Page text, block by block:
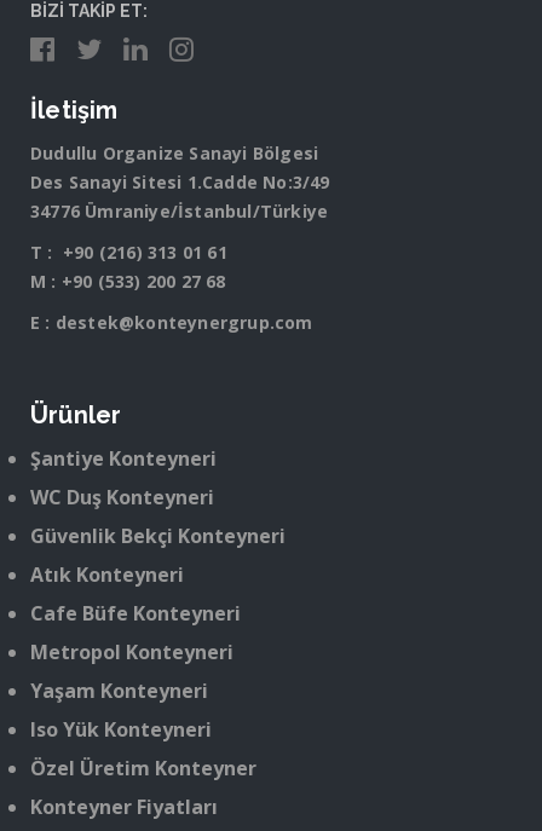
BİZİ TAKİP ET:
İletişim
Dudullu Organize Sanayi Bölgesi
Des Sanayi Sitesi 1.Cadde No:3/49
34776 Ümraniye/İstanbul/Türkiye
T : +90 (216) 313 01 61
M : +90 (533) 200 27 68
E : destek@konteynergrup.com
Ürünler
Şantiye Konteyneri
WC Duş Konteyneri
Güvenlik Bekçi Konteyneri
Atık Konteyneri
Cafe Büfe Konteyneri
Metropol Konteyneri
Yaşam Konteyneri
Iso Yük Konteyneri
Özel Üretim Konteyner
Konteyner Fiyatları